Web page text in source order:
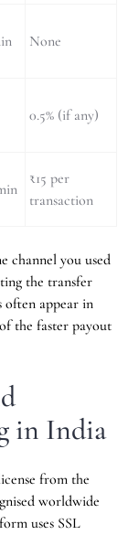
None
0.5% (if any)
₹15 per
transaction
channel you used
the transfer
often appear in
the faster payout
in India
from the
worldwide
uses SSL